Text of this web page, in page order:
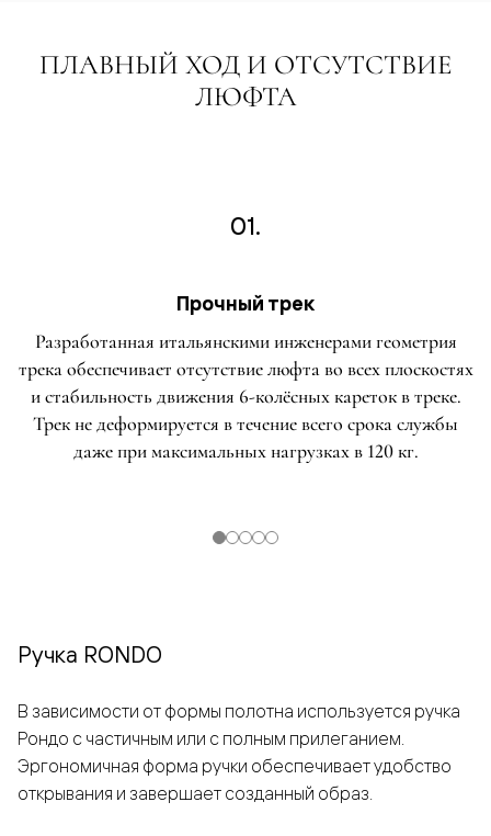
ПЛАВНЫЙ ХОД И ОТСУТСТВИЕ
ЛЮФТА
01.
Прочный трек
Разработанная итальянскими инженерами геометрия
трека обеспечивает отсутствие люфта во всех плоскостях
и стабильность движения 6-колёсных кареток в треке.
Трек не деформируется в течение всего срока службы
даже при максимальных нагрузках в 120 кг.
Ручка RONDO
В зависимости от формы полотна используется ручка
Рондо с частичным или с полным прилеганием.
Эргономичная форма ручки обеспечивает удобство
открывания и завершает созданный образ.